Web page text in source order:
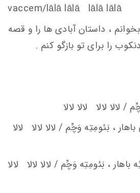
vaccem/lālā lālā lālā lālā
بخوانم ، داستان آبادی ها را و قصه
را برای تو بازگو کنم .
/ لالا لالا لالا لالا
، بَئومِتِه وَچِّم / لالا لالا لالا
باهار ، بَئومِتِه وَچِّم / لالا لالا لالا